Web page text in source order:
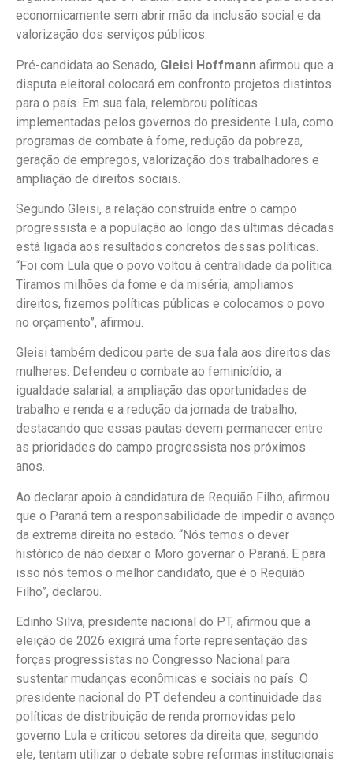
economicamente sem abrir mão da inclusão social e da
valorização dos serviços públicos.
Pré-candidata ao Senado, Gleisi Hoffmann afirmou que a
disputa eleitoral colocará em confronto projetos distintos
para o país. Em sua fala, relembrou políticas
implementadas pelos governos do presidente Lula, como
programas de combate à fome, redução da pobreza,
geração de empregos, valorização dos trabalhadores e
ampliação de direitos sociais.
Segundo Gleisi, a relação construída entre o campo
progressista e a população ao longo das últimas décadas
está ligada aos resultados concretos dessas políticas.
“Foi com Lula que o povo voltou à centralidade da política.
Tiramos milhões da fome e da miséria, ampliamos
direitos, fizemos políticas públicas e colocamos o povo
no orçamento”, afirmou.
Gleisi também dedicou parte de sua fala aos direitos das
mulheres. Defendeu o combate ao feminicídio, a
igualdade salarial, a ampliação das oportunidades de
trabalho e renda e a redução da jornada de trabalho,
destacando que essas pautas devem permanecer entre
as prioridades do campo progressista nos próximos
anos.
Ao declarar apoio à candidatura de Requião Filho, afirmou
que o Paraná tem a responsabilidade de impedir o avanço
da extrema direita no estado. “Nós temos o dever
histórico de não deixar o Moro governar o Paraná. E para
isso nós temos o melhor candidato, que é o Requião
Filho”, declarou.
Edinho Silva, presidente nacional do PT, afirmou que a
eleição de 2026 exigirá uma forte representação das
forças progressistas no Congresso Nacional para
sustentar mudanças econômicas e sociais no país. O
presidente nacional do PT defendeu a continuidade das
políticas de distribuição de renda promovidas pelo
governo Lula e criticou setores da direita que, segundo
ele, tentam utilizar o debate sobre reformas institucionais